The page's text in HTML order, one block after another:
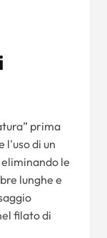
prima
l'uso di un
le
lunghe e
filato di